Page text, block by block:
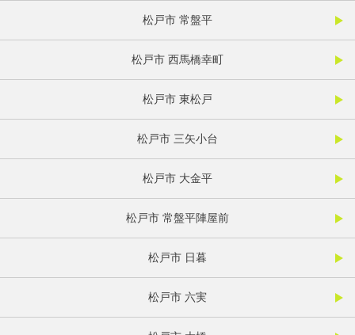
松戸市 常盤平
松戸市 西馬橋幸町
松戸市 東松戸
松戸市 三矢小台
松戸市 大金平
松戸市 常盤平陣屋前
松戸市 日暮
松戸市 六実